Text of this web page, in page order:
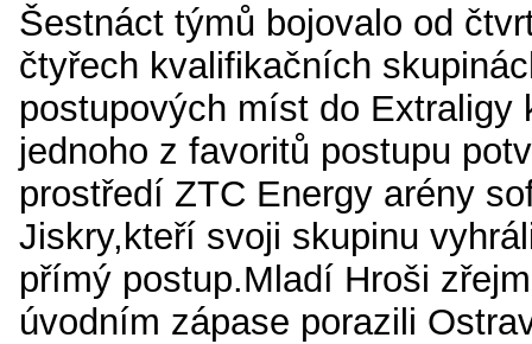
Šestnáct týmů bojovalo od
čtyřech kvalifikačních
postupových míst do Extraligy
jednoho z favoritů postupu
prostředí ZTC Energy arény
Jiskry,kteří svoji skupinu
přímý postup.Mladí Hroši
úvodním zápase porazili